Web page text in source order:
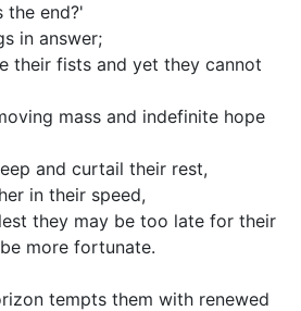
the end?'
in answer;
their fists and yet they cannot
mass and indefinite hope
and curtail their rest,
in their speed,
they may be too late for their
more fortunate.
tempts them with renewed